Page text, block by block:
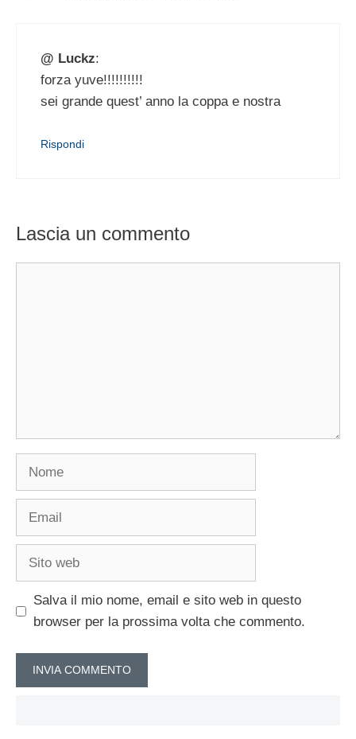
@ Luckz:
forza yuve!!!!!!!!!!
sei grande quest’ anno la coppa e nostra
Rispondi
Lascia un commento
Nome
Email
Sito
Salva il mio nome, email e sito web in questo
browser per la prossima volta che commento.